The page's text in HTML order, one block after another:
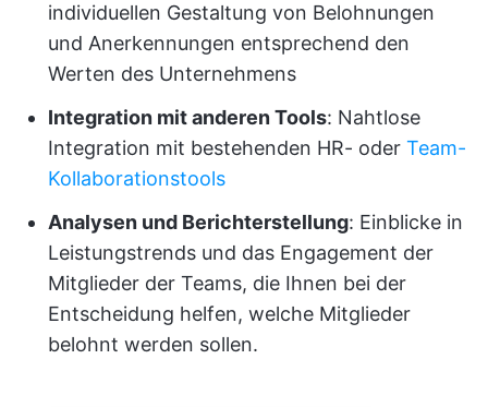
individuellen Gestaltung von Belohnungen
und Anerkennungen entsprechend den
Werten des Unternehmens
Integration mit anderen Tools: Nahtlose
Integration mit bestehenden HR- oder Team-
Kollaborationstools
Analysen und Berichterstellung: Einblicke in
Leistungstrends und das Engagement der
Mitglieder der Teams, die Ihnen bei der
Entscheidung helfen, welche Mitglieder
belohnt werden sollen.